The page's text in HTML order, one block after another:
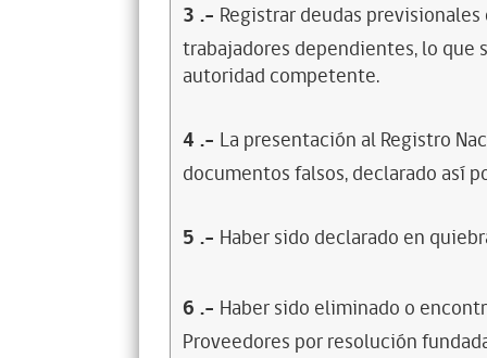
3 .- Registrar deudas
trabajadores dependientes, lo
autoridad competente.
4 .- La presentación al Registro
documentos falsos, declarado así
5 .- Haber sido declarado en
6 .- Haber sido eliminado o
Proveedores por resolución